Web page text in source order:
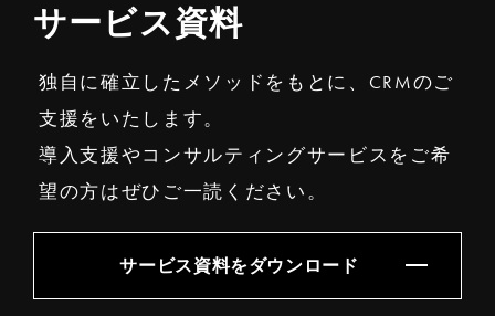
サービス資料
独自に確立したメソッドをもとに、CRMのご
支援をいたします。
導入支援やコンサルティングサービスをご希
望の方はぜひご一読ください。
サービス資料をダウンロード